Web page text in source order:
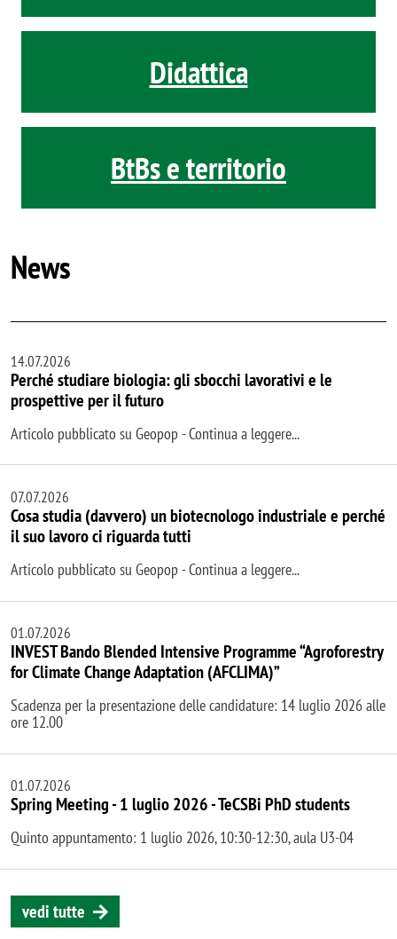
Didattica
BtBs e territorio
News
14.07.2026
Perché studiare biologia: gli sbocchi lavorativi e le
prospettive per il futuro
Articolo pubblicato su Geopop - Continua a leggere...
07.07.2026
Cosa studia (davvero) un biotecnologo industriale e perché
il suo lavoro ci riguarda tutti
Articolo pubblicato su Geopop - Continua a leggere...
01.07.2026
INVEST Bando Blended Intensive Programme “Agroforestry
for Climate Change Adaptation (AFCLIMA)”
Scadenza per la presentazione delle candidature: 14 luglio 2026 alle
ore 12.00
01.07.2026
Spring Meeting - 1 luglio 2026 - TeCSBi PhD students
Quinto appuntamento: 1 luglio 2026, 10:30-12:30, aula U3-04
vedi tutte